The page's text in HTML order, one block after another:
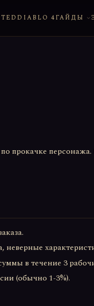
DIABLO 4ГАЙДЫ
прокачке
неверные
в течение 3
(обычно 1-3%).